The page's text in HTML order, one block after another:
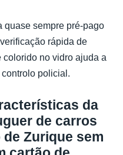
quase sempre pré-pago
rápida de
no vidro ajuda a
policial.
da
de carros
Zurique sem